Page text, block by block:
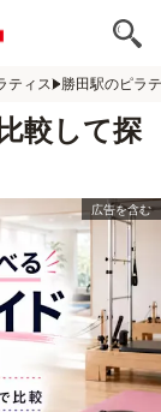
ティス 勝田駅のピラ
較して探